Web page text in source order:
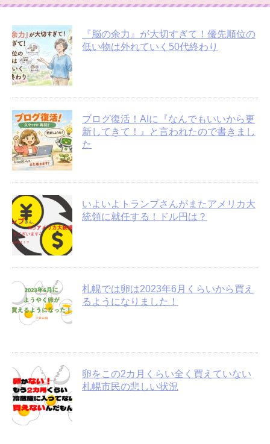
『脳の余力』が大切すぎて！優先順位の
低い物は外れていく50代終わり
ブログ復活！AIに『なんでもいいから更
新してきて！』と言われたので書きまし
た
いよいよトランプさんがまたアメリカ大
統領に就任する！ドル円は？
札幌では卵は2023年6月くらいから買え
るようになりました！
卵をこの2カ月くらい全く買えていない
札幌市民の悲しい状況